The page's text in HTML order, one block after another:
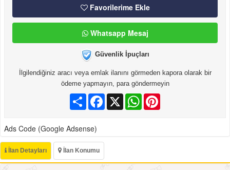
Favorilerime Ekle
Whatsapp Mesaj
Güvenlik İpuçları
İlgilendiğiniz aracı veya emlak ilanını görmeden kapora olarak bir
ödeme yapmayın, para göndermeyin
PaylaşFacebook
X WhatsApp
Ads Code (Google Adsense)
İlan Detayları İlan Konumu